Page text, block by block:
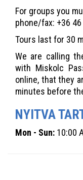
For groups you
phone/fax: +36
Tours last for 30
We are calling
with Miskolc
online, that they
minutes before
NYITVA
Mon - Sun: 10:00